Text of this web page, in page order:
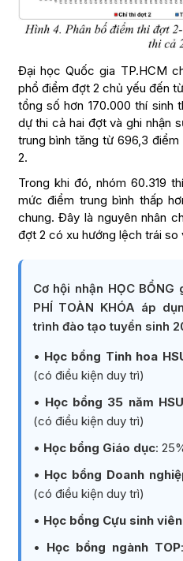
Đại học Quốc gia TP.HCM
phổ điểm đợt 2 chủ yếu đến
tổng số hơn 170.000 thí sinh
dự thi cả hai đợt và ghi nhận
trung bình tăng từ 696,3
2.
Trong khi đó, nhóm 60.319
mức điểm trung bình thấp
chung. Đây là nguyên nhân
đợt 2 có xu hướng lệch trái so
Cơ hội nhận HỌC
PHÍ TOÀN KHÓA áp
trình đào tạo tuyển sinh
• Học bổng Tinh hoa
(có điều kiện duy trì)
• Học bổng 35 năm HSU
(có điều kiện duy trì)
• Học bổng Giáo dục:
• Học bổng Doanh
(có điều kiện duy trì)
• Học bổng Cựu sinh viên
• Học bổng ngành TOP